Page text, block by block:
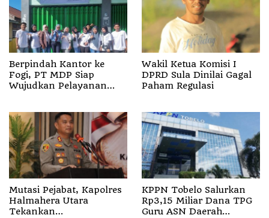
Berpindah Kantor ke
Fogi, PT MDP Siap
Wujudkan Pelayanan
Wakil Ketua Komisi I
DPRD Sula Dinilai Gagal
Paham Regulasi
Mutasi Pejabat, Kapolres
Halmahera Utara
Tekankan
KPPN Tobelo Salurkan
Rp3,15 Miliar Dana TPG
Guru ASN Daerah